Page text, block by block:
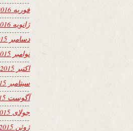
فوریه 2016
ژانویه 2016
دسامبر 2015
نوامبر 2015
اکتبر 2015
سپتامبر 2015
آگوست 2015
جولای 2015
ژوئن 2015